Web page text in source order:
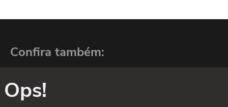
Confira também:
Ops!